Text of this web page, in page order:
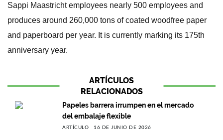
Sappi Maastricht employees nearly 500 employees and
produces around 260,000 tons of coated woodfree paper
and paperboard per year. It is currently marking its 175th
anniversary year.
ARTÍCULOS
RELACIONADOS
Papeles barrera irrumpen en el mercado
del embalaje flexible
ARTÍCULO 16 DE JUNIO DE 2026